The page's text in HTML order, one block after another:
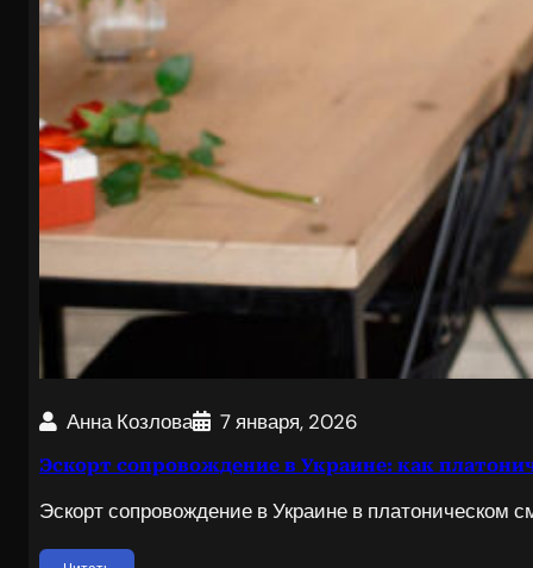
Анна Козлова 7 января, 2026
Эскорт сопровождение в Украине: как
Эскорт сопровождение в Украине в платоническом